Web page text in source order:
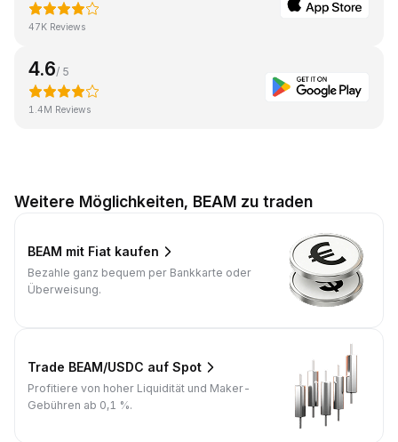
47K Reviews
4.6/ 5
1.4M Reviews
Weitere Möglichkeiten, BEAM zu traden
BEAM mit Fiat kaufen
Bezahle ganz bequem per Bankkarte oder
Überweisung.
Trade BEAM/USDC auf Spot
Profitiere von hoher Liquidität und Maker-
Gebühren ab 0,1 %.